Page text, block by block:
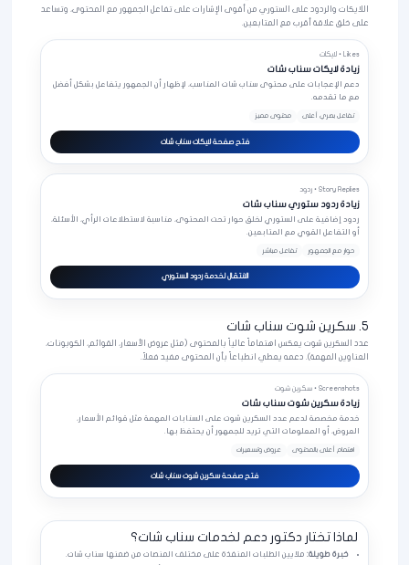
اللايكات والردود على الستوري من أقوى الإشارات على تفاعل الجمهور مع المحتوى، وتساعد
على خلق علاقة أقرب مع المتابعين.
Likes • لايكات
زيادة لايكات سناب شات
دعم الإعجابات على محتوى سناب شات المناسب، لإظهار أن الجمهور يتفاعل بشكل أفضل
مع ما تقدمه.
تفاعل بصري أعلى محتوى مميز
فتح صفحة لايكات سناب شات
Story Replies • ردود
زيادة ردود ستوري سناب شات
ردود إضافية على الستوري لخلق حوار تحت المحتوى، مناسبة لاستطلاعات الرأي، الأسئلة،
أو التفاعل القوي مع المتابعين.
حوار مع الجمهور تفاعل مباشر
الانتقال لخدمة ردود الستوري
5. سكرين شوت سناب شات
عدد السكرين شوت يعكس اهتماماً عالياً بالمحتوى (مثل عروض الأسعار، القوائم، الكوبونات،
العناوين المهمة). دعمه يعطي انطباعاً بأن المحتوى مفيد فعلاً.
Screenshots • سكرين شوت
زيادة سكرين شوت سناب شات
خدمة مخصصة لدعم عدد السكرين شوت على السنابات المهمة مثل قوائم الأسعار،
العروض، أو المعلومات التي تريد للجمهور أن يحتفظ بها.
اهتمام أعلى بالمحتوى عروض وتسعيرات
فتح صفحة سكرين شوت سناب شات
لماذا تختار دكتور دعم لخدمات سناب شات؟
خبرة طويلة:ملايين الطلبات المنفذة على مختلف المنصات من ضمنها سناب شات.